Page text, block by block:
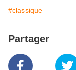
#classique
Partager